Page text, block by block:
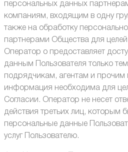
персональных данных
компаниям, входящим в одну
также на обработку
партнерами Общества для
Оператор о предоставляет
данным Пользователя только
подрядчикам, агентам и
информация необходима для
Согласии. Оператор не несет
действия третьих лиц, которым
персональные данные
услуг Пользователю.